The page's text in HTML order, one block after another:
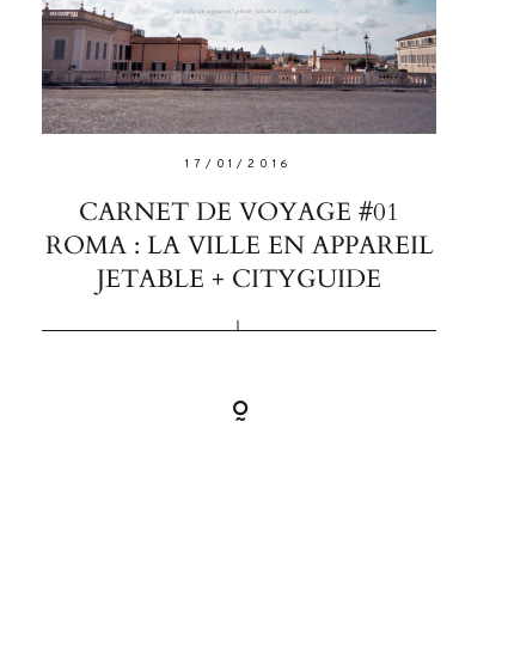
17/01/2016
CARNET DE VOYAGE #01
ROMA : LA VILLE EN APPAREIL
JETABLE + CITYGUIDE
sed
porta
À